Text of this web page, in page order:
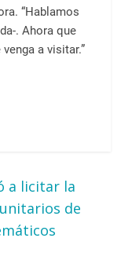
“Hablamos
. Ahora que
a visitar.”
a licitar la
de